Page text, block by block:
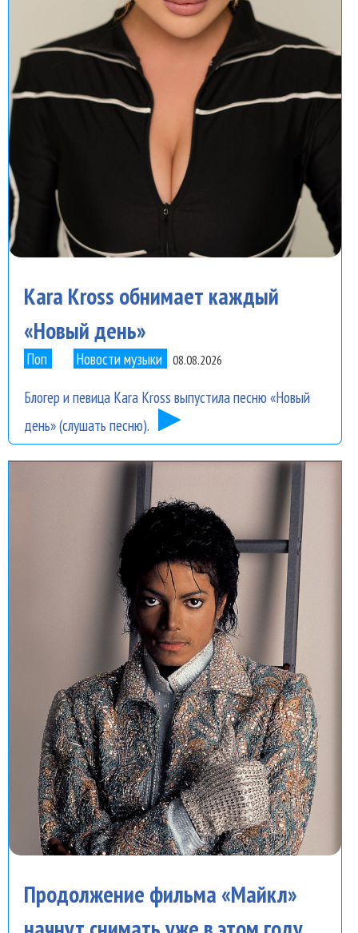
Kara Kross обнимает каждый
«Новый день»
Поп Новости музыки 08.08.2026
Блогер и певица Kara Kross выпустила песню «Новый
день» (слушать песню).
Продолжение фильма «Майкл»